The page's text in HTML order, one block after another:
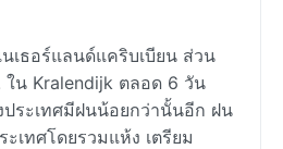
เธอร์แลนด์แคริบเบียน ส่วน
น Kralendijk ตลอด 6 วัน
ระเทศมีฝนน้อยกว่านั้นอีก ฝน
เทศโดยรวมแห้ง เตรียม